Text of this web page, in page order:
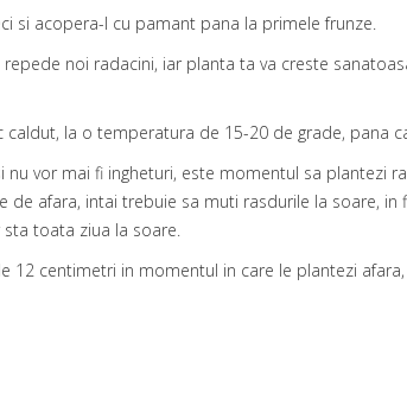
si acopera-l cu pamant pana la primele frunze.
noi radacini, iar planta ta va creste
caldut, la o temperatura de 15-20 de grade, pana
vor mai fi ingheturi, este momentul sa plantezi
afara, intai trebuie sa muti rasdurile la soare,
toata ziua la soare.
12 centimetri in momentul in care le plantezi